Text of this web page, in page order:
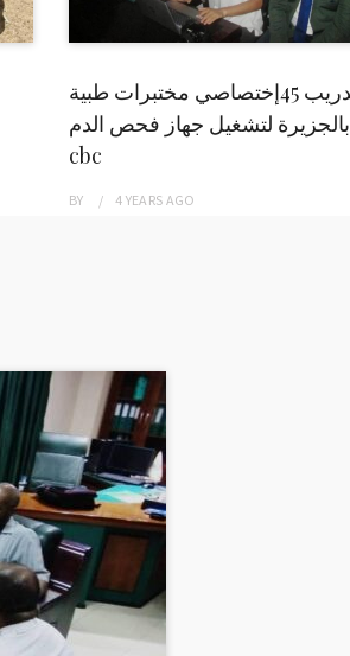
تدريب 45إختصاصي مختبرات طبية
بالجزيرة لتشغيل جهاز فحص الدم
cbc
BY 4 YEARS AGO